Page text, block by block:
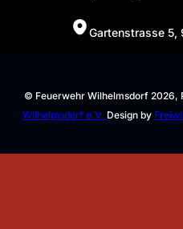
Gartenstrasse 5,
© Feuerwehr Wilhelmsdorf 2026,
Wilhelmsdorf e.V. Design by